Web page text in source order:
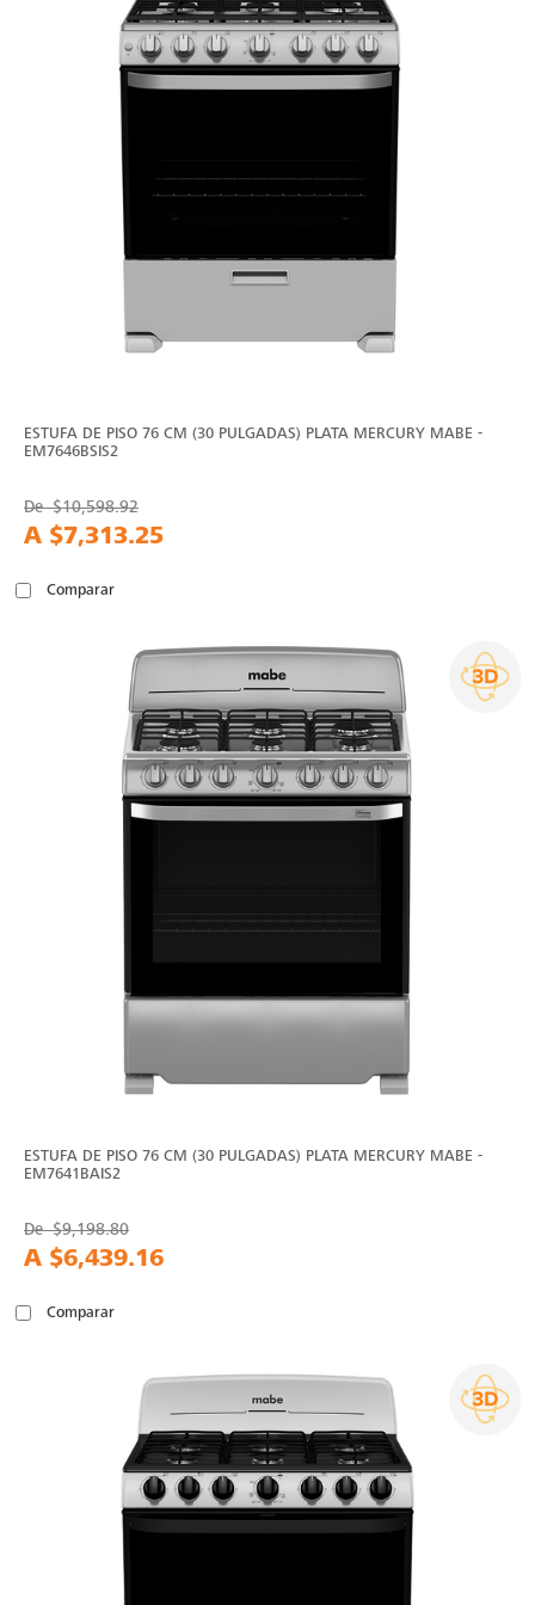
ESTUFA DE PISO 76 CM (30 PULGADAS) PLATA MERCURY MABE -
EM7646BSIS2
De$10,598.92
A $7,313.25
Comparar
ESTUFA DE PISO 76 CM (30 PULGADAS) PLATA MERCURY MABE -
EM7641BAIS2
De$9,198.80
A $6,439.16
Comparar